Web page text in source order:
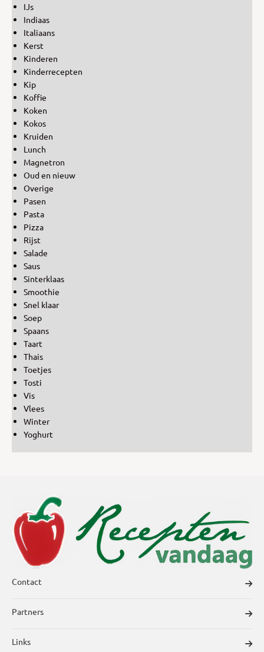
IJs
Indiaas
Italiaans
Kerst
Kinderen
Kinderrecepten
Kip
Koffie
Koken
Kokos
Kruiden
Lunch
Magnetron
Oud en nieuw
Overige
Pasen
Pasta
Pizza
Rijst
Salade
Saus
Sinterklaas
Smoothie
Snel klaar
Soep
Spaans
Taart
Thais
Toetjes
Tosti
Vis
Vlees
Winter
Yoghurt
Contact
Partners
Links